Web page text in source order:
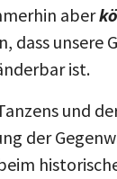
aber
dass unsere
ist.
und
der